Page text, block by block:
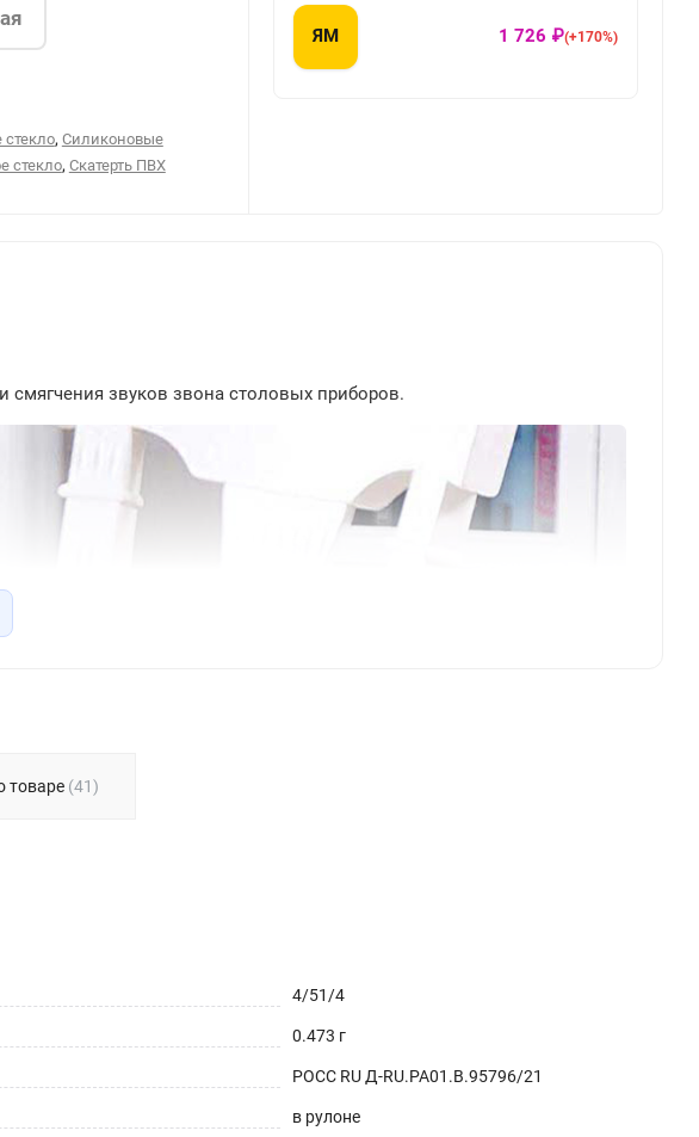
стекло, Силиконовые
стекло, Скатерть ПВХ
ЯМ 1 726 ₽(+170%)
звуков звона столовых приборов.
товаре (41)
4/51/4
0.473 г
РОСС RU Д-RU.РА01.В.95796/21
в рулоне